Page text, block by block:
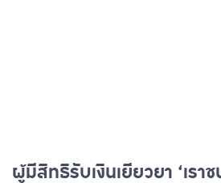
ผู้มีสิทธิรับเงินเยียวยา ‘เราช